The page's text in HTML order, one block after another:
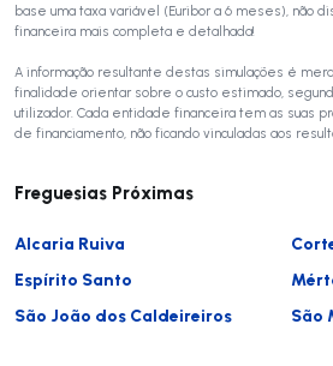
base uma taxa variável (Euribor a 6 meses), não
financeira mais completa e detalhada!
A informação resultante destas simulações é
finalidade orientar sobre o custo estimado,
utilizador. Cada entidade financeira tem as suas
de financiamento, não ficando vinculadas aos
Freguesias Próximas
Alcaria Ruiva
Espírito Santo
São João dos Caldeireiros